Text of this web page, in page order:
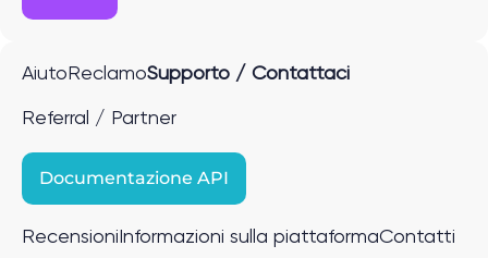
Aiuto ReclamoSupporto / Contattaci
Referral / Partner
Documentazione API
Recensioni Informazioni sulla piattaformaContatti